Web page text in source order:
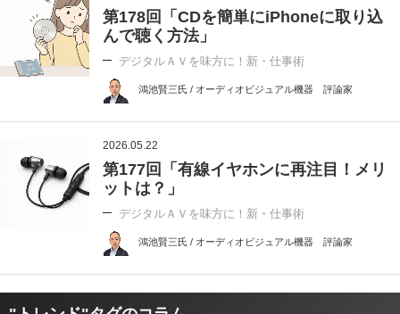
第178回「CDを簡単にiPhoneに取り込
んで聴く方法」
デジタルＡＶを味方に！新・仕事術
鴻池賢三氏 / オーディオビジュアル機器 評論家
2026.05.22
第177回「有線イヤホンに再注目！メリ
ットは？」
デジタルＡＶを味方に！新・仕事術
鴻池賢三氏 / オーディオビジュアル機器 評論家